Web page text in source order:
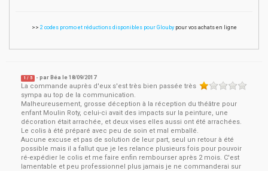
>> 2 codes promo et réductions disponibles pour Gloubypour vos achats en ligne
1 / 5 - par Béa le18/09/2017
La commande auprès d'eux s'est très bien passée très
sympa au top de la communication.
Malheureusement, grosse déception à la réception du théâtre pour
enfant Moulin Roty, celui-ci avait des impacts sur la peinture, une
décoration était arrachée, et deux vises elles aussi ont été arrachées.
Le colis à été préparé avec peu de soin et mal emballé.
Aucune excuse et pas de solution de leur part, seul un retour à été
possible mais il a fallut que je les relance plusieurs fois pour pouvoir
ré-expédier le colis et me faire enfin rembourser après 2 mois. C'est
lamentable et peu professionnel plus jamais je ne commanderai sur